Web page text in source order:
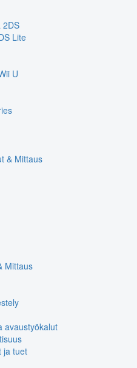
2DS
Lite
U
& Mittaus
Mittaus
avaustyökalut
ja tuet